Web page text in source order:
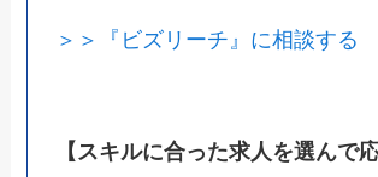
＞＞『ビズリーチ』に相談する
【スキルに合った求人を選んで